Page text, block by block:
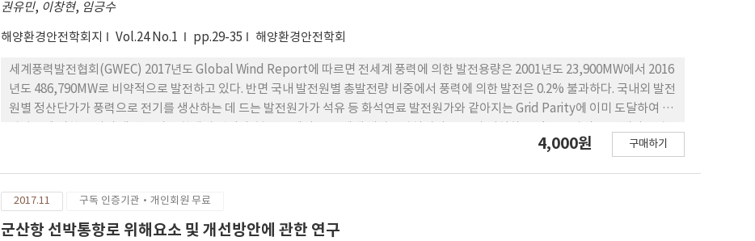
권유민, 이창현, 임긍수
해양환경안전학회지 Vol.24 No.1 pp.29-35 해양환경안전학회
세계풍력발전협회(GWEC) 2017년도 Global Wind Report에 따르면 전세계 풍력에 의한 발전용량은 2001년도 23,900MW에서 2016
년도 486,790MW로 비약적으로 발전하고 있다. 반면 국내 발전원별 총발전량 비중에서 풍력에 의한 발전은 0.2% 불과하다. 국내외 발전
원별 정산단가가 풍력으로 전기를 생산하는 데 드는 발전원가가 석유 등 화석연료 발전원가와 같아지는 Grid Parity에 이미 도달하여 풍
발전단지의 선박통항 규정과 어로활동에 대한 기준을 분석하여 향후 국내 해상풍력발전단지 설치 시 선박통항 및 어로활동 기준 설정 시
4,000원 구매하기
2017.11 구독 인증기관·개인회원 무료
군산항 선박통항로 위해요소 및 개선방안에 관한 연구